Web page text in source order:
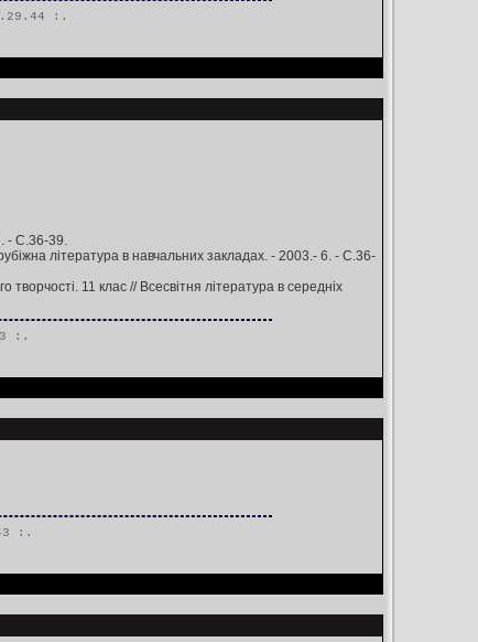
:.
- С.36-39.
література в навчальних закладах. - 2003.- 6. - С.36-
11 клас // Всесвітня література в середніх
:.
:.